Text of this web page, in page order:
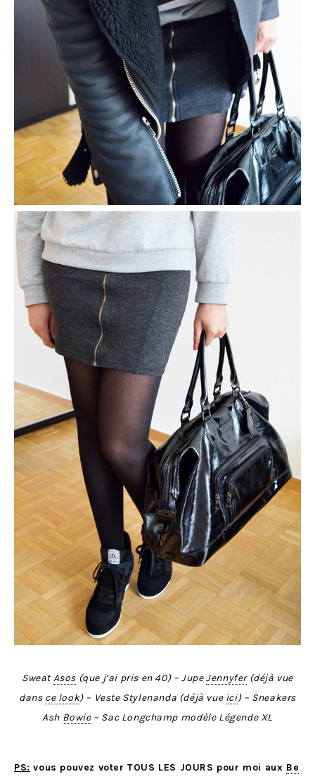
SweatAsos (que j’ai pris en 40) – JupeJennyfer(déjà vue
dans ce look) – Veste Stylenanda (déjà vue ici) – Sneakers
Ash Bowie– Sac Longchamp modèle Légende XL
PS: vous pouvez voter TOUS LES JOURS pour moi aux Be